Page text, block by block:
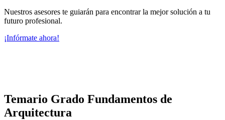
Nuestros asesores te guiarán para encontrar la mejor solución a tu
futuro profesional.
¡Infórmate ahora!
Temario Grado Fundamentos de
Arquitectura